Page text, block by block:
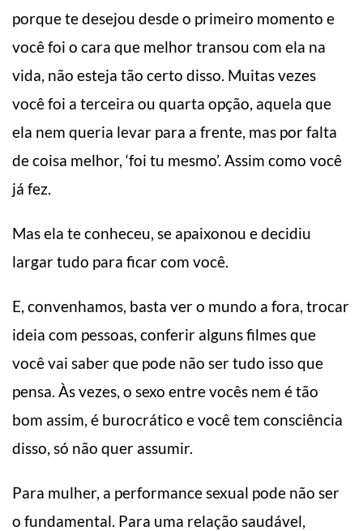
porque te desejou desde o primeiro momento e
você foi o cara que melhor transou com ela na
vida, não esteja tão certo disso. Muitas vezes
você foi a terceira ou quarta opção, aquela que
ela nem queria levar para a frente, mas por falta
de coisa melhor, ‘foi tu mesmo’. Assim como você
já fez.
Mas ela te conheceu, se apaixonou e decidiu
largar tudo para ficar com você.
E, convenhamos, basta ver o mundo a fora, trocar
ideia com pessoas, conferir alguns filmes que
você vai saber que pode não ser tudo isso que
pensa. Às vezes, o sexo entre vocês nem é tão
bom assim, é burocrático e você tem consciência
disso, só não quer assumir.
Para mulher, a performance sexual pode não ser
o fundamental. Para uma relação saudável,